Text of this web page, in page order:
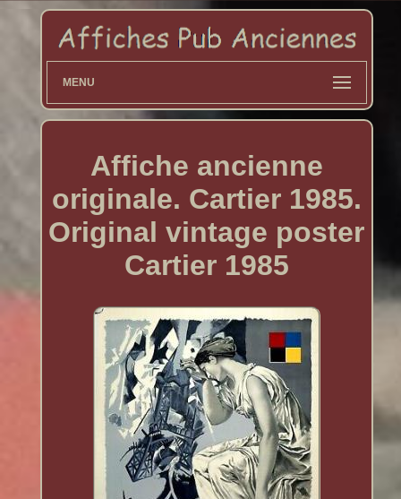
MENU
Affiche ancienne
originale. Cartier 1985.
Original vintage poster
Cartier 1985